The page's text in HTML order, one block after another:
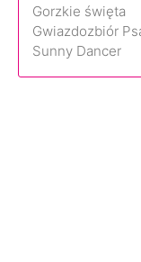
Gorzkie święta
Gwiazdozbiór
Sunny Dancer